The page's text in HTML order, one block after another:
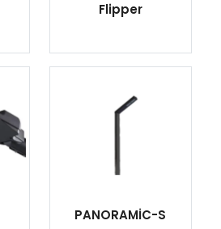
Flipper
PANORAMİC-S